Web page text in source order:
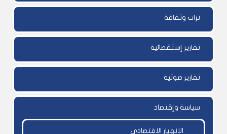
تراث وثقافة
تقارير إستقصائية
تقارير صوتية
سياسة وإقتصاد
الانهيار الاقتصادي